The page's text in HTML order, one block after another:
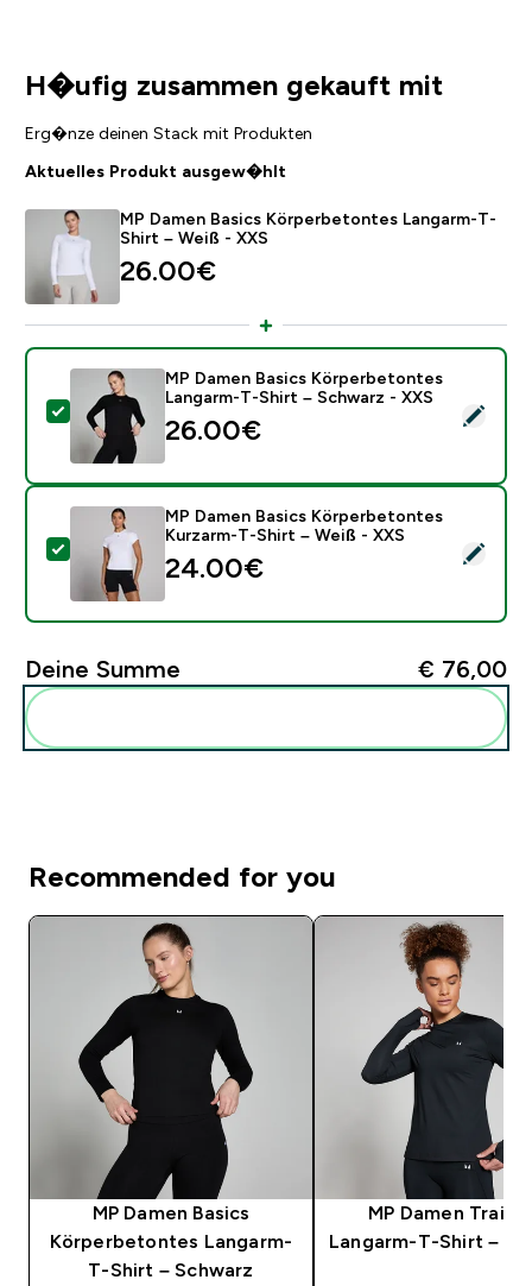
H�ufig zusammen gekauft mit
Erg�nze deinen Stack mit Produkten
Aktuelles Produkt ausgew�hlt
MP Damen Basics Körperbetontes Langarm-T-
Shirt – Weiß - XXS
26.00€‎
Dieses Produkt ausw�hlen - MP Damen Basics
MP Damen Basics Körperbetontes
Langarm-T-Shirt – Schwarz - XXS
26.00€‎
Dieses Produkt ausw�hlen - MP Damen Basics
MP Damen Basics Körperbetontes
Kurzarm-T-Shirt – Weiß - XXS
24.00€‎
Deine Summe € 76,00‎
Recommended for you
MP Damen Basics
Körperbetontes Langarm-
T-Shirt – Schwarz
MP Damen
Langarm-T-Shirt –